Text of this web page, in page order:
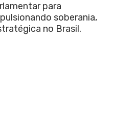
para
soberania,
no Brasil.